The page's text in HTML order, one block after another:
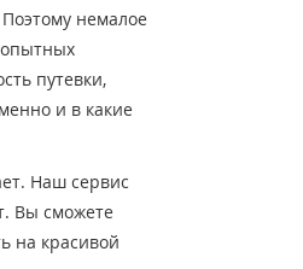
немалое
путевки,
и в какие
Наш сервис
Вы сможете
на красивой